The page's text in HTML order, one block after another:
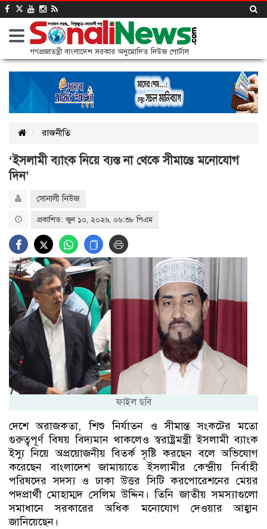
গণপ্রজাতন্ত্রী বাংলাদেশ সরকার অনুমোদিত নিউজ পোর্টাল
রাজনীতি
‘ইসলামী ব্যাংক নিয়ে ব্যস্ত না থেকে সীমান্তে মনোযোগ
দিন’
সোনালী নিউজ
প্রকাশিত: জুন ১০, ২০২৬, ০৬:৩৮ পিএম
ফাইল ছবি
দেশে অরাজকতা, শিশু নির্যাতন ও সীমান্ত সংকটের মতো
গুরুত্বপূর্ণ বিষয় বিদ্যমান থাকলেও স্বরাষ্ট্রমন্ত্রী ইসলামী ব্যাংক
ইস্যু নিয়ে অপ্রয়োজনীয় বিতর্ক সৃষ্টি করছেন বলে অভিযোগ
করেছেন বাংলাদেশ জামায়াতে ইসলামীর কেন্দ্রীয় নির্বাহী
পরিষদের সদস্য ও ঢাকা উত্তর সিটি করপোরেশনের মেয়র
পদপ্রার্থী মোহাম্মদ সেলিম উদ্দিন। তিনি জাতীয় সমস্যাগুলো
সমাধানে সরকারের অধিক মনোযোগ দেওয়ার আহ্বান
জানিয়েছেন।